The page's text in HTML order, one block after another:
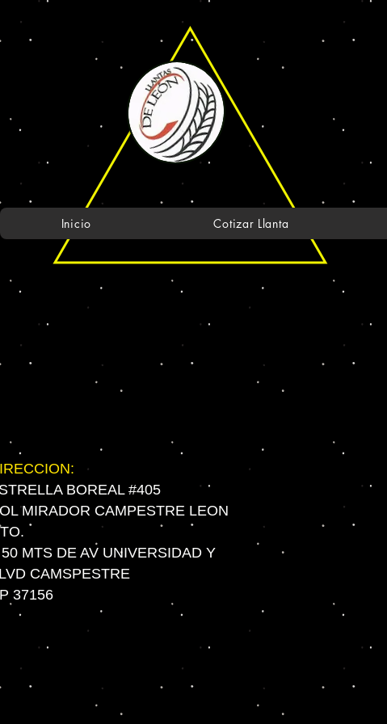
Inicio Cotizar Llanta
BOREAL #405
MIRADOR CAMPESTRE LEON
MTS DE AV UNIVERSIDAD Y
CAMSPESTRE
37156